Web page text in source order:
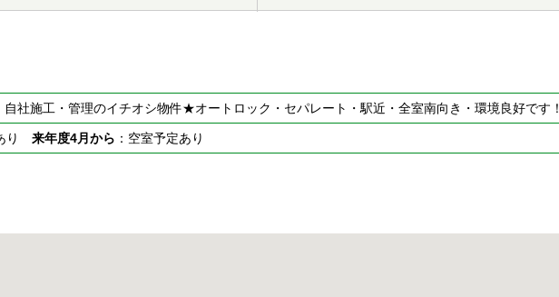
自社施工・管理のイチオシ物件★オートロック・セパレート・駅近・全室南向き・環境良好です！
り 来年度4月から ：空室予定あり